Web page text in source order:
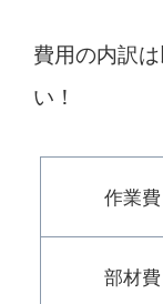
費用の内訳
い！
作業費
部材費